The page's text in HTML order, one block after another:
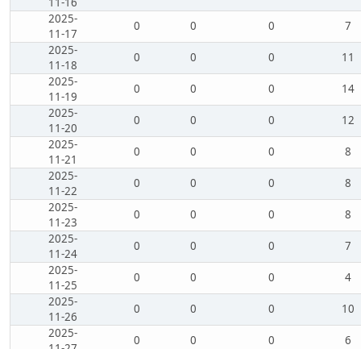
2025-
11-17
0 0 0
7
2025-
11-18
0 0 0
11
2025-
11-19
0 0 0
14
2025-
11-20
0 0 0
12
2025-
11-21
0 0 0
8
2025-
11-22
0 0 0
8
2025-
11-23
0 0 0
8
2025-
11-24
0 0 0
7
2025-
11-25
0 0 0
4
2025-
11-26
0 0 0
10
2025-
0 0 0
6